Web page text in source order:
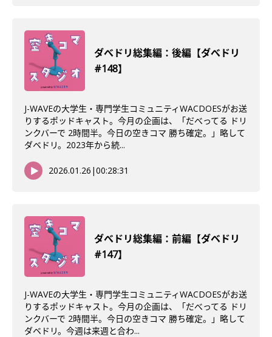
ダべドリ総集編：後編【ダべドリ
#148】
J-WAVEの大学生・専門学生コミュニティWACDOESがお送
りするポッドキャスト。今月の企画は、「だべってる ドリ
ンクバーで 2時間半。今日の空きコマ 勝ち確定。」略して
ダベドリ。2023年から続...
2026.01.26 |00:28:31
ダべドリ総集編：前編【ダベドリ
#147】
J-WAVEの大学生・専門学生コミュニティWACDOESがお送
りするポッドキャスト。今月の企画は、「だべってる ドリ
ンクバーで 2時間半。今日の空きコマ 勝ち確定。」略して
ダベドリ。今週は来週と合わ...